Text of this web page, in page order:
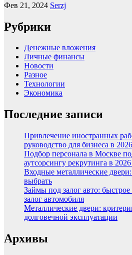
Фев 21, 2024 Serzj
Рубрики
Денежные вложения
Личные финансы
Новости
Разное
Технологии
Экономика
Последние записи
Привлечение иностранных
руководство для бизнеса в
Подбор персонала в Москве
аутсорсингу рекрутинга в
Входные металлические
выбрать
Займы под залог авто:
залог автомобиля
Металлические двери:
долговечной эксплуатации
Архивы